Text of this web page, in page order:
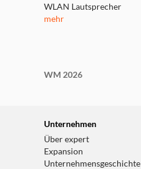
WLAN Lautsprecher
mehr
WM 2026
Unternehmen
Über expert
Expansion
Unternehmensgeschichte